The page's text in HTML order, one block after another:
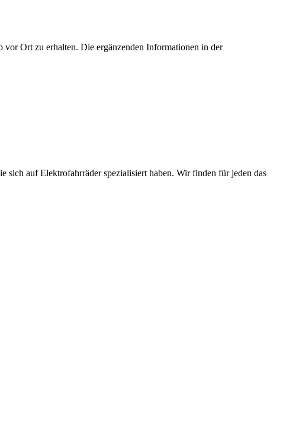
Ort zu erhalten. Die ergänzenden Informationen in der
sich auf Elektrofahrräder spezialisiert haben. Wir finden für jeden das